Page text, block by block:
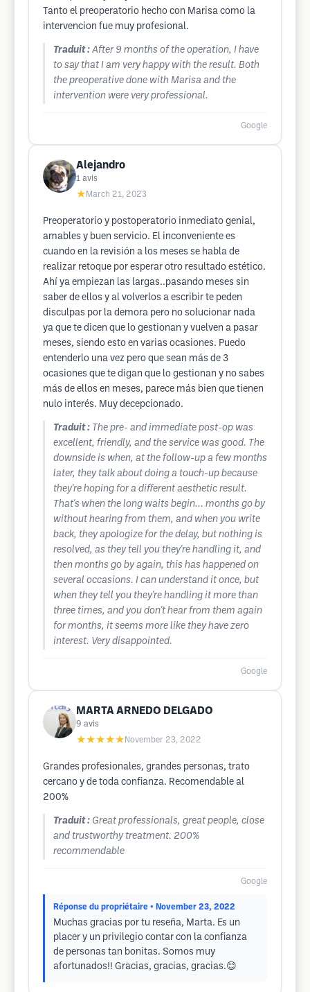
Tanto el preoperatorio hecho con Marisa como la
intervencion fue muy profesional.
Traduit : After 9 months of the operation, I have
to say that I am very happy with the result. Both
the preoperative done with Marisa and the
intervention were very professional.
Google
Alejandro
1 avis
★ March 21, 2023
Preoperatorio y postoperatorio inmediato genial,
amables y buen servicio. El inconveniente es
cuando en la revisión a los meses se habla de
realizar retoque por esperar otro resultado estético.
Ahí ya empiezan las largas..pasando meses sin
saber de ellos y al volverlos a escribir te peden
disculpas por la demora pero no solucionar nada
ya que te dicen que lo gestionan y vuelven a pasar
meses, siendo esto en varias ocasiones. Puedo
entenderlo una vez pero que sean más de 3
ocasiones que te digan que lo gestionan y no sabes
más de ellos en meses, parece más bien que tienen
nulo interés. Muy decepcionado.
Traduit : The pre- and immediate post-op was
excellent, friendly, and the service was good. The
downside is when, at the follow-up a few months
later, they talk about doing a touch-up because
they're hoping for a different aesthetic result.
That's when the long waits begin... months go by
without hearing from them, and when you write
back, they apologize for the delay, but nothing is
resolved, as they tell you they're handling it, and
then months go by again, this has happened on
several occasions. I can understand it once, but
when they tell you they're handling it more than
three times, and you don't hear from them again
for months, it seems more like they have zero
interest. Very disappointed.
Google
MARTA ARNEDO DELGADO
9 avis
★★★★★ November 23, 2022
Grandes profesionales, grandes personas, trato
cercano y de toda confianza. Recomendable al
200%
Traduit : Great professionals, great people, close
and trustworthy treatment. 200%
recommendable
Google
Réponse du propriétaire • November 23, 2022
Muchas gracias por tu reseña, Marta. Es un
placer y un privilegio contar con la confianza
de personas tan bonitas. Somos muy
afortunados!! Gracias, gracias, gracias.😊